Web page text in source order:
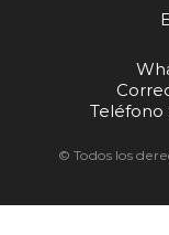
Teléfono
© Todos los